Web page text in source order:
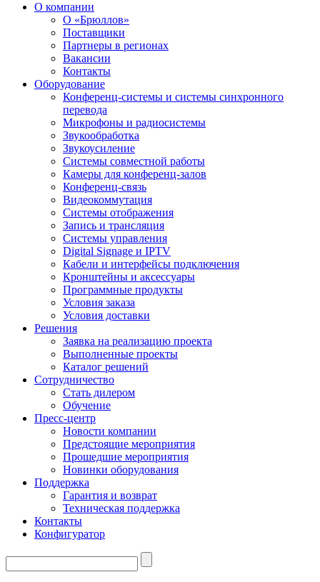
О компании
О «Брюллов»
Поставщики
Партнеры в регионах
Вакансии
Контакты
Оборудование
Конференц-системы и системы синхронного
перевода
Микрофоны и радиосистемы
Звукообработка
Звукоусиление
Системы совместной работы
Камеры для конференц-залов
Конференц-связь
Видеокоммутация
Системы отображения
Запись и трансляция
Системы управления
Digital Signage и IPTV
Кабели и интерфейсы подключения
Кронштейны и аксессуары
Программные продукты
Условия заказа
Условия доставки
Решения
Заявка на реализацию проекта
Выполненные проекты
Каталог решений
Сотрудничество
Стать дилером
Обучение
Пресс-центр
Новости компании
Предстоящие мероприятия
Прошедшие мероприятия
Новинки оборудования
Поддержка
Гарантия и возврат
Техническая поддержка
Контакты
Конфигуратор